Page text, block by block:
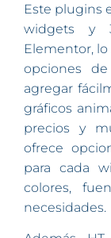
Este plugins
widgets y
Elementor,
opciones
agregar
gráficos
precios y
ofrece
para cada
colores,
necesidades.